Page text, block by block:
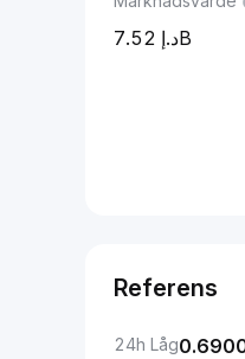
7.52B
Referens
24h Låg